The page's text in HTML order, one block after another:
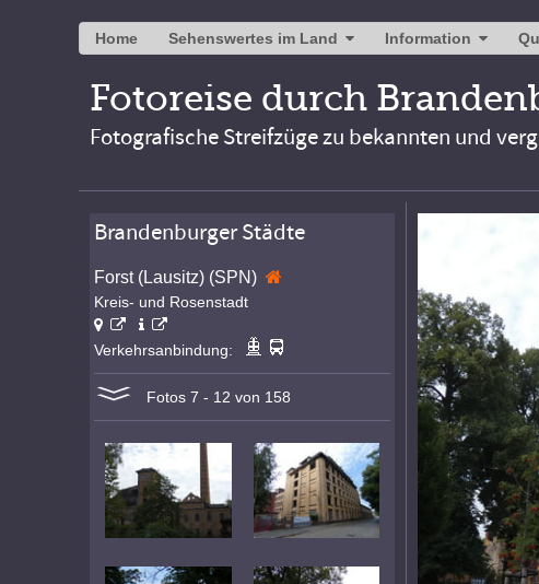
Home Sehenswertes im Land Information
Fotoreise durch
Fotografische Streifzüge zu bekannten und
Brandenburger Städte
Forst (Lausitz) (SPN)
Kreis- und Rosenstadt
Verkehrsanbindung:
Fotos 7 - 12 von 158